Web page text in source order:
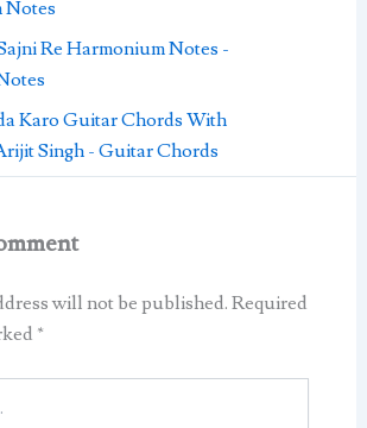
Notes
Re Harmonium Notes -
Karo Guitar Chords With
Singh - Guitar Chords
will not be published. Required
*